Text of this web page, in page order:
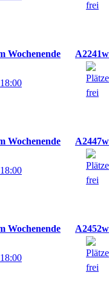
Wochenende
A2241w
Wochenende
A2447w
Wochenende
A2452w